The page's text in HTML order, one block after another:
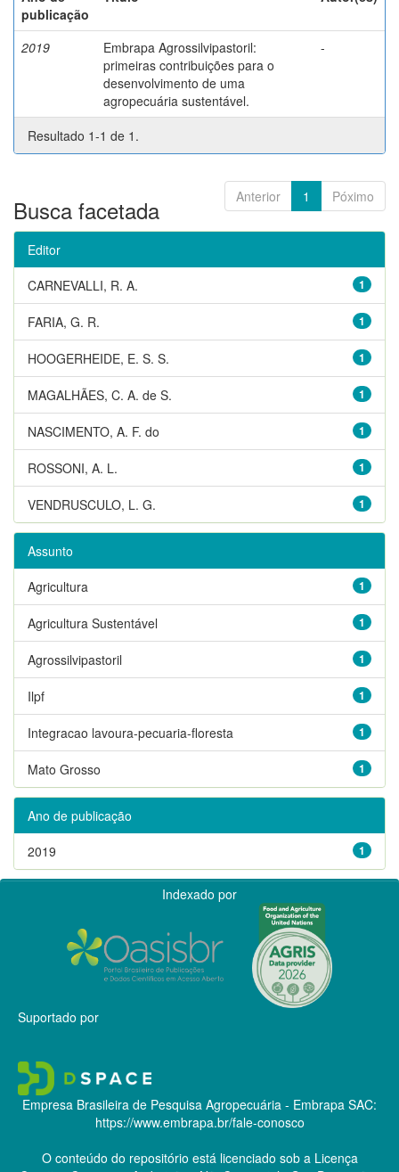
publicação
2019
Embrapa Agrossilvipastoril:
primeiras contribuições para o
desenvolvimento de uma
agropecuária sustentável.
-
Resultado 1-1 de 1.
Anterior 1 Póximo
Busca facetada
Editor
1
CARNEVALLI, R. A.
1
FARIA, G. R.
1
HOOGERHEIDE, E. S. S.
1
MAGALHÃES, C. A. de S.
1
NASCIMENTO, A. F. do
1
ROSSONI, A. L.
1
VENDRUSCULO, L. G.
Assunto
1
Agricultura
1
Agricultura Sustentável
1
Agrossilvipastoril
1
Ilpf
1
Integracao lavoura-pecuaria-floresta
1
Mato Grosso
Ano de publicação
1
2019
Indexado por
Suportado por
Empresa Brasileira de Pesquisa Agropecuária - Embrapa SAC:
https://www.embrapa.br/fale-conosco
O conteúdo do repositório está licenciado sob a Licença